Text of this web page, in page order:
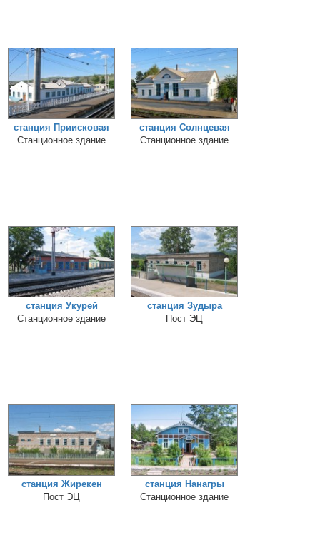
станция Приисковая
Станционное здание
станция Солнцевая
Станционное здание
станция Укурей
Станционное здание
станция Зудыра
Пост ЭЦ
станция Жирекен
Пост ЭЦ
станция Нанагры
Станционное здание